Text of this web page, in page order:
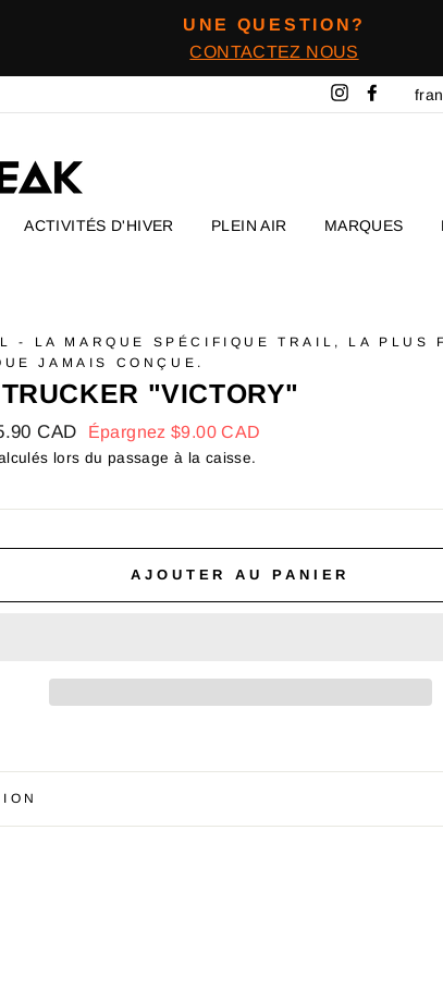
UNE QUESTION?
CONTACTEZ NOUS
Instagram
ACTIVITÉS D'HIVER PLEIN AIR MARQUES
- LA MARQUE SPÉCIFIQUE TRAIL, LA PLUS
JAMAIS CONÇUE.
"VICTORY"
CAD Épargnez$9.00 CAD
lors du passage à la caisse.
AJOUTER AU PANIER